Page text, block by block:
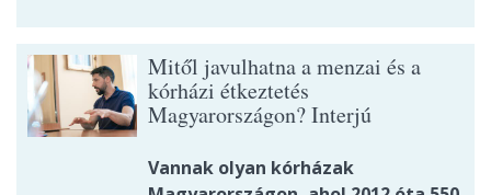
Mitől javulhatna a menzai és a
kórházi étkeztetés
Magyarországon? Interjú
Vannak olyan kórházak